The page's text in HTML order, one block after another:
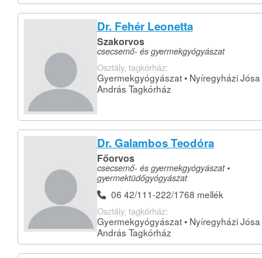
Dr. Fehér Leonetta
Szakorvos
csecsemő- és gyermekgyógyászat
Osztály, tagkórház:
Gyermekgyógyászat • Nyíregyházi Jósa
András Tagkórház
Dr. Galambos Teodóra
Főorvos
csecsemő- és gyermekgyógyászat •
gyermektüdőgyógyászat
06 42/111-222/1768 mellék
Osztály, tagkórház:
Gyermekgyógyászat • Nyíregyházi Jósa
András Tagkórház